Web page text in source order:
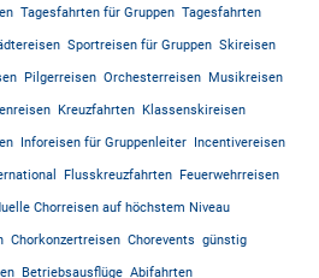
Tagesfahrten für Gruppen Tagesfahrten
Sportreisen für Gruppen Skireisen
Pilgerreisen Orchesterreisen Musikreisen
Kreuzfahrten Klassenskireisen
Inforeisen für Gruppenleiter Incentivereisen
Flusskreuzfahrten Feuerwehrreisen
Chorreisen auf höchstem Niveau
Chorkonzertreisen Chorevents günstig
Betriebsausflüge Abifahrten